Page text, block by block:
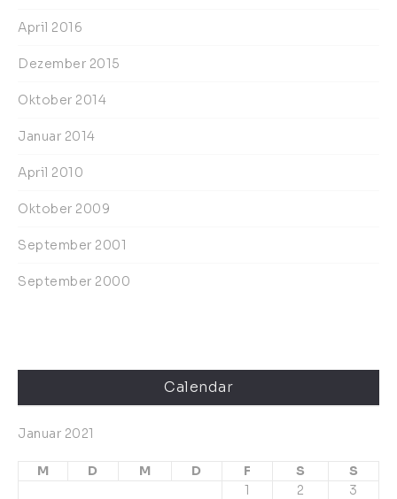
April 2016
Dezember 2015
Oktober 2014
Januar 2014
April 2010
Oktober 2009
September 2001
September 2000
Calendar
Januar 2021
M D M D F S
S
1
2
3